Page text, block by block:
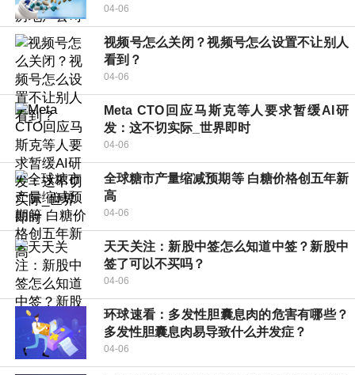
04-06
视频号怎么关闭？视频号怎么设置不让别人
看到？
04-06
Meta CTO回应马斯克等人要求暂缓AI研
发：这不切实际_世界即时
04-06
全球糖市产量缩减预期等 白糖价格创五年新
高
04-06
天天关注：新股中签怎么知道中签？新股中
签了可以不买吗？
04-06
环球速看：多发性胆囊息肉的危害有哪些？
多发性胆囊息肉易导致什么并发症？
04-06